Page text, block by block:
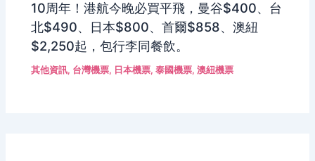
10周年！港航今晚必買平飛，曼谷$400、台
北$490、日本$800、首爾$858、澳紐
$2,250起，包行李同餐飲。
其他資訊, 台灣機票, 日本機票,泰國機票,澳紐機票